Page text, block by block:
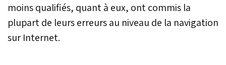
moins qualifiés, quant à eux, ont commis la
plupart de leurs erreurs au niveau de la navigation
sur Internet.